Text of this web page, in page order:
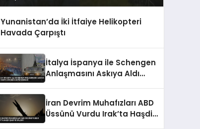
Yunanistan’da İki İtfaiye Helikopteri
Havada Çarpıştı
İtalya İspanya ile Schengen
Anlaşmasını Askıya Aldı
İran Devrim Muhafızları ABD
Üssünü Vurdu Irak’ta Haşdi